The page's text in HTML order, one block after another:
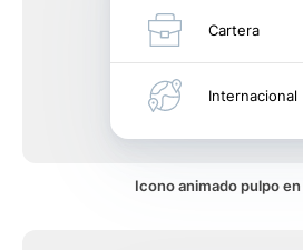
Cartera
Internacional
Icono animado pulpo